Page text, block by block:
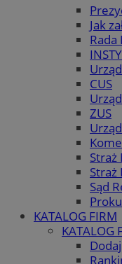
Jak
Rada
CUS
ZUS
Straż
Straż
Sąd
KATALOG FIRM
KATALOG